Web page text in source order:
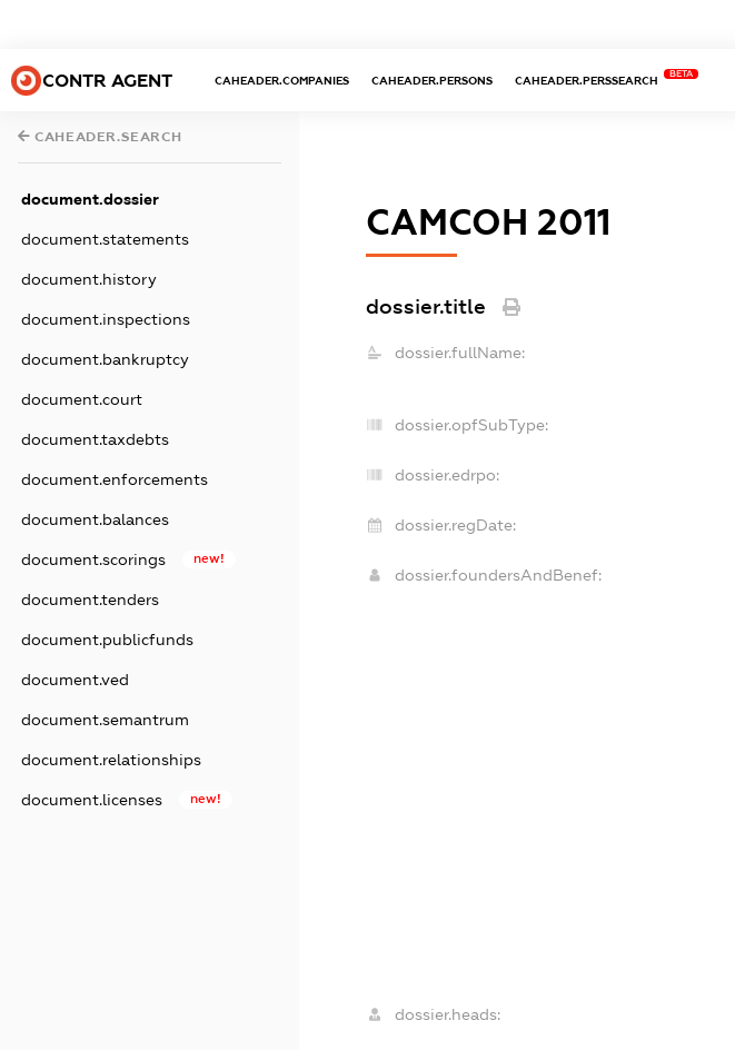
CONTR AGENT CAHEADER.COMPANIES CAHEADER.PERSONS CAHEADER.PERSSEARCH
BETA
CAHEADER.SEARCH
document.dossier
document.statements
document.history
document.inspections
document.bankruptcy
document.court
document.taxdebts
document.enforcements
document.balances
document.scorings new!
document.tenders
document.publicfunds
document.ved
document.semantrum
document.relationships
document.licenses new!
САМСОН 2011
dossier.title
dossier.fullName:
dossier.opfSubType:
dossier.edrpo:
dossier.regDate:
dossier.foundersAndBenef:
dossier.heads: